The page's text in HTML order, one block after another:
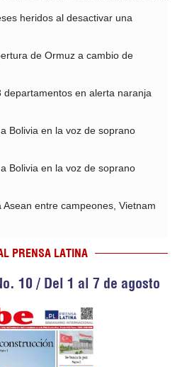
heridos al desactivar una
de Ormuz a cambio de
departamentos en alerta naranja
Bolivia en la voz de soprano
Bolivia en la voz de soprano
Asean entre campeones, Vietnam
PRENSA LATINA
10 / Del 1 al 7 de agosto